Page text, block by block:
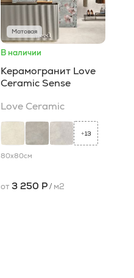
Матовая
В наличии
Керамогранит Love
Ceramic Sense
Love Ceramic
+13
80x80см
от 3 250 Р/ м2